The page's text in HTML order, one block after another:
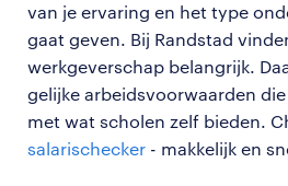
van je ervaring en het type
gaat geven. Bij Randstad
werkgeverschap belangrijk.
gelijke arbeidsvoorwaarden
met wat scholen zelf bieden.
salarischecker - makkelijk en